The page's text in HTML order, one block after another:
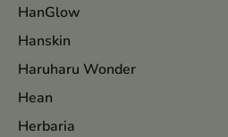
HanGlow
Hanskin
Haruharu Wonder
Hean
Herbaria